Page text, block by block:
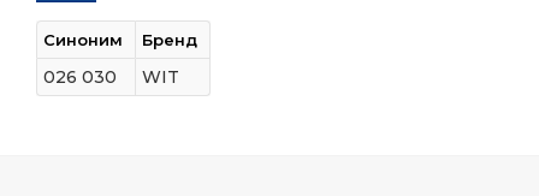
Синоним Бренд
026 030 WIT